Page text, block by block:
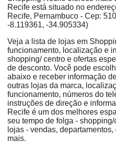
Recife está situado no
Recife, Pernambuco - Cep:
-8.119361, -34.905334)
Veja a lista de lojas em
funcionamento, localização e
shopping/ centro e ofertas
de desconto. Você pode
abaixo e receber informação
outras lojas da marca,
funcionamento, números do
instruções de direção e
Recife é um dos melhores
seu tempo de folga -
lojas - vendas,
mais.